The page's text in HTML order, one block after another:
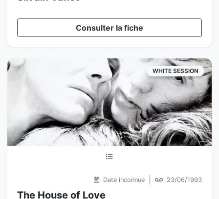
Consulter la fiche
WHITE SESSION
Date inconnue 23/06/1993
The House of Love